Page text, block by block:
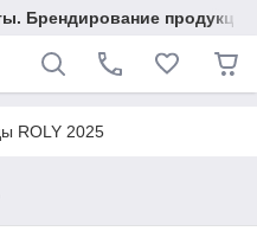
Брендирование
ROLY 2025